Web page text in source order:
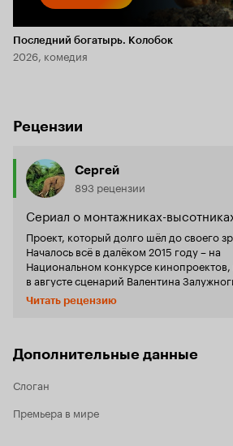
Последний богатырь. Колобок
2026, комедия
Рецензии
Сергей
893 рецензии
Сериал о монтажниках-
Проект, который долго шёл до своего
Началось всё в далёком 2015 году – на
Национальном конкурсе кинопроектов,
в августе сценарий Валентина
Ильи Цофина вышел победителем. И
скандал (как и с другим проектом –
тогдашним гендиректором
приятельских отношений. И так далее...
фильм всё же вышел на экраны, пусть и в
Читать рецензию
Дополнительные данные
Слоган
Премьера в мире